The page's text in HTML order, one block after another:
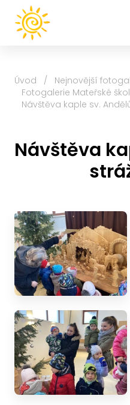
Úvod / Nejnovější
Fotogalerie Mateřské
Návštěva kaple sv.
Návštěva